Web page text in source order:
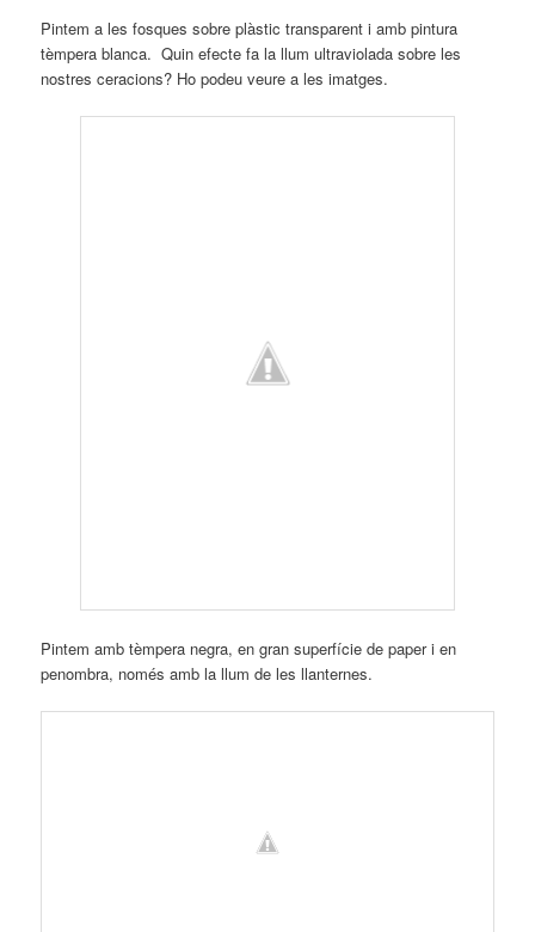
Pintem a les fosques sobre plàstic transparent i amb pintura
tèmpera blanca. Quin efecte fa la llum ultraviolada sobre les
nostres ceracions? Ho podeu veure a les imatges.
Pintem amb tèmpera negra, en gran superfície de paper i en
penombra, només amb la llum de les llanternes.